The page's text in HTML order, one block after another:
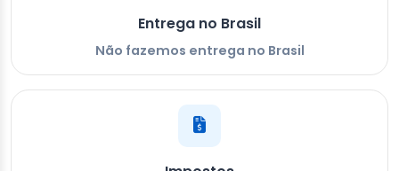
Entrega no Brasil
Não fazemos entrega no Brasil